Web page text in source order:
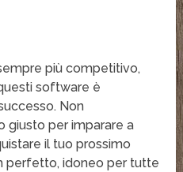
più competitivo,
software è
Non
giusto per imparare a
il tuo prossimo
perfetto, idoneo per tutte